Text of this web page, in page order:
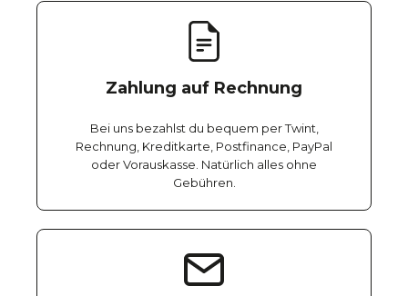
Zahlung auf Rechnung
Bei uns bezahlst du bequem per Twint,
Rechnung, Kreditkarte, Postfinance, PayPal
oder Vorauskasse. Natürlich alles ohne
Gebühren.